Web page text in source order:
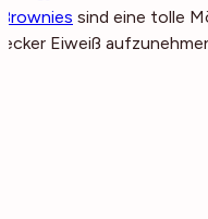
Brownies sind eine tolle
lecker Eiweiß